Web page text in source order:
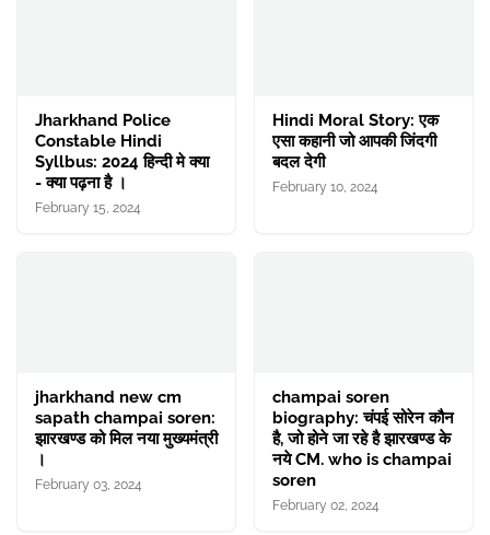
Jharkhand Police
Constable Hindi
Syllbus: 2024 हिन्दी मे क्या
- क्या पढ़ना है ।
February 15, 2024
Hindi Moral Story: एक
एसा कहानी जो आपकी जिंदगी
बदल देगी
February 10, 2024
jharkhand new cm
sapath champai soren:
झारखण्ड को मिल नया मुख्यमंत्री
।
February 03, 2024
champai soren
biography: चंपई सोरेन कौन
है, जो होने जा रहे है झारखण्ड के
नये CM. who is champai
soren
February 02, 2024